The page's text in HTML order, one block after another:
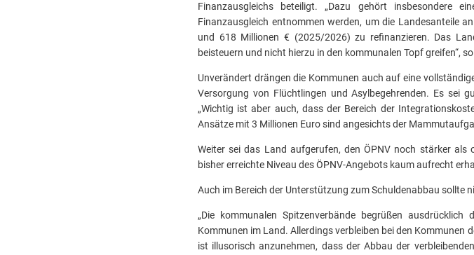
Finanzausgleichs beteiligt. „Dazu gehört insbesondere
Finanzausgleich entnommen werden, um die Landesanteile
und 618 Millionen € (2025/2026) zu refinanzieren. Das
beisteuern und nicht hierzu in den kommunalen Topf greifen“,
Unverändert drängen die Kommunen auch auf eine
Versorgung von Flüchtlingen und Asylbegehrenden. Es sei
„Wichtig ist aber auch, dass der Bereich der
Ansätze mit 3 Millionen Euro sind angesichts der
Weiter sei das Land aufgerufen, den ÖPNV noch stärker
bisher erreichte Niveau des ÖPNV-Angebots kaum aufrecht
Auch im Bereich der Unterstützung zum Schuldenabbau sollte
„Die kommunalen Spitzenverbände begrüßen
Kommunen im Land. Allerdings verbleiben bei den Kommunen
ist illusorisch anzunehmen, dass der Abbau der